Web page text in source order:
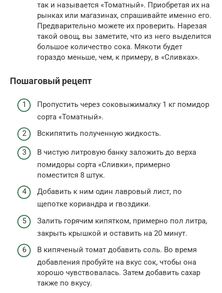
так и называется «Томатный». Приобретая их на
рынках или магазинах, спрашивайте именно его.
Предварительно можете их проверить. Нарезая
такой овощ, вы заметите, что из него выделится
большое количество сока. Мякоти будет
гораздо меньше, чем, к примеру, в «Сливках».
Пошаговый рецепт
Пропустить через соковыжималку 1 кг помидор
сорта «Томатный».
Вскипятить полученную жидкость.
В чистую литровую банку заложить до верха
помидоры сорта «Сливки», примерно
поместится 8 штук.
Добавить к ним один лавровый лист, по
щепотке кориандра и гвоздики.
Залить горячим кипятком, примерно пол литра,
закрыть крышкой и оставить на 20 минут.
В кипяченый томат добавить соль. Во время
добавления пробуйте на вкус сок, чтобы она
хорошо чувствовалась. Затем добавить сахар
также по вкусу.